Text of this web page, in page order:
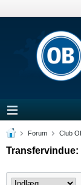
Forum Club
Transfervindue: